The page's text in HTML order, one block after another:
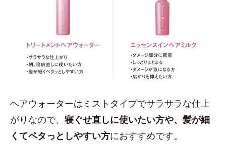
ヘアウォーターはミストタイプでサラサラな仕上
がりなので、寝ぐせ直しに使いたい方や、髪が細
くてペタっとしやすい方におすすめです。